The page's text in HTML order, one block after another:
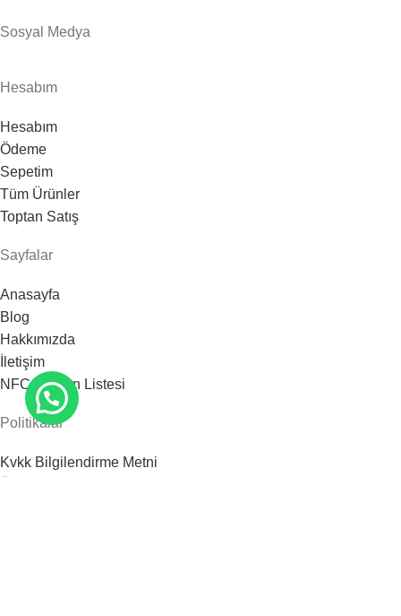
Sosyal Medya
Hesabım
Hesabım
Ödeme
Sepetim
Tüm Ürünler
Toptan Satış
Sayfalar
Anasayfa
Blog
Hakkımızda
İletişim
NFC Telefon Listesi
Politikalar
Kvkk Bilgilendirme Metni